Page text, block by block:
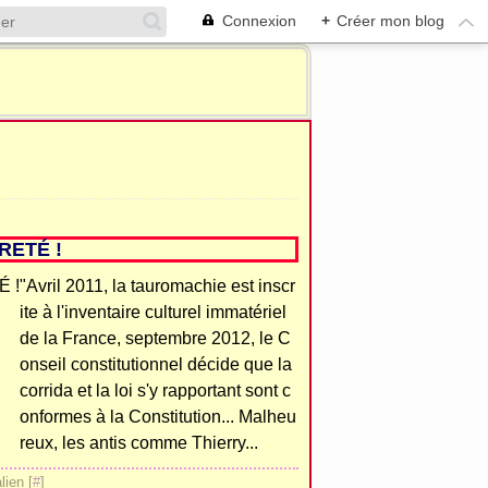
Connexion + Créer mon blog
!
"Avril 2011, la tauromachie est inscr
ite à l'inventaire culturel immatériel
de la France, septembre 2012, le C
onseil constitutionnel décide que la
corrida et la loi s'y rapportant sont c
onformes à la Constitution... Malheu
reux, les antis comme Thierry...
[#]